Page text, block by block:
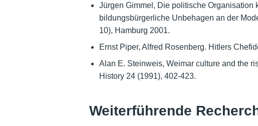
Jürgen Gimmel, Die politische
bildungsbürgerliche Unbehagen an der
10), Hamburg 2001.
Ernst Piper, Alfred Rosenberg. Hitlers
Alan E. Steinweis, Weimar culture and the
History 24 (1991), 402-423.
Weiterführende